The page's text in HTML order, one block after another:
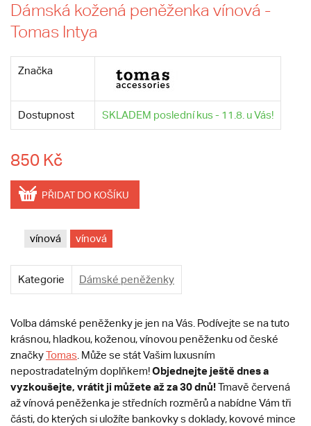
Dámská kožená peněženka vínová -
Tomas Intya
Značka
Dostupnost SKLADEM poslední kus - 11.8. u Vás!
850 Kč
PŘIDAT DO KOŠÍKU
vínová vínová
Kategorie Dámské peněženky
Volba dámské peněženky je jen na Vás. Podívejte se na tuto
krásnou, hladkou, koženou, vínovou peněženku od české
značkyTomas . Může se stát Vašim luxusním
nepostradatelným doplňkem!Objednejte ještě dnes a
vyzkoušejte, vrátit ji můžete až za 30 dnů!Tmavě červená
až vínová peněženka je středních rozměrů a nabídne Vám tři
části, do kterých si uložíte bankovky s doklady, kovové mince